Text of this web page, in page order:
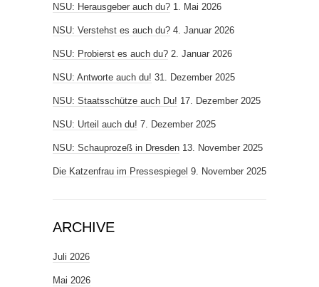
NSU: Herausgeber auch du? 1. Mai 2026
NSU: Verstehst es auch du? 4. Januar 2026
NSU: Probierst es auch du? 2. Januar 2026
NSU: Antworte auch du! 31. Dezember 2025
NSU: Staatsschütze auch Du! 17. Dezember 2025
NSU: Urteil auch du! 7. Dezember 2025
NSU: Schauprozeß in Dresden 13. November 2025
Die Katzenfrau im Pressespiegel 9. November 2025
ARCHIVE
Juli 2026
Mai 2026